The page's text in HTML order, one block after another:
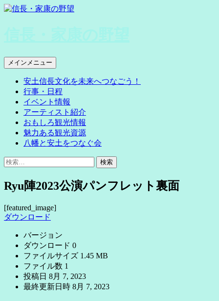
コ
へ
ス
検
索
メインメニュー
安土信長文化を未来へつなごう！
行事・日程
イベント情報
アーティスト紹介
おもしろ観光情報
魅力ある観光資源
八幡と安土をつなぐ会
検
Ryu陣2023公演パンフレット裏面
[featured_image]
ダウンロード
バージョン
ダウンロード 0
ファイルサイズ 1.45 MB
ファイル数 1
投稿日 8月 7, 2023
最終更新日時 8月 7, 2023